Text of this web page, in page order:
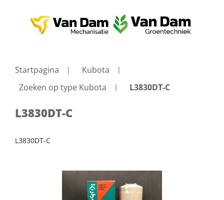
Startpagina
Kubota
Zoeken op type Kubota
L3830DT-C
L3830DT-C
L3830DT-C